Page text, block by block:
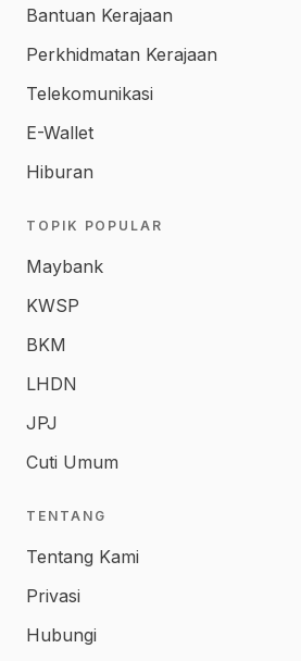
Bantuan Kerajaan
Perkhidmatan Kerajaan
Telekomunikasi
E-Wallet
Hiburan
TOPIK POPULAR
Maybank
KWSP
BKM
LHDN
JPJ
Cuti Umum
TENTANG
Tentang Kami
Privasi
Hubungi